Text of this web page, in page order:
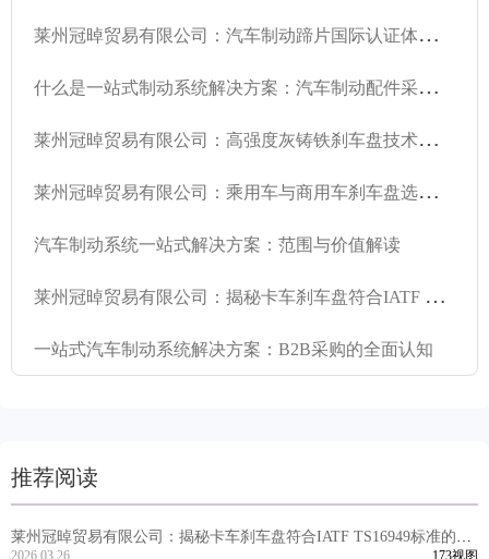
莱
州冠晫贸易有限公司：汽车制动蹄片国际认证体系全解析 - VCA COP审核与EMARK认证技术要求
什
么是一站式制动系统解决方案：汽车制动配件采购的系统化供给解析
莱
州冠晫贸易有限公司：高强度灰铸铁刹车盘技术优势及乘商用车应用价值
莱
州冠晫贸易有限公司：乘用车与商用车刹车盘选购攻略
汽车制动系统一站式解决方案：范围与价值解读
莱
州冠晫贸易有限公司：揭秘卡车刹车盘符合IATF TS16949标准的原因
一站式汽车制动系统解决方案：B2B采购的全面认知
推荐阅读
莱州冠晫贸易有限公司：揭秘卡车刹车盘符合IATF TS16949标准的原
2026.03.26 173视图